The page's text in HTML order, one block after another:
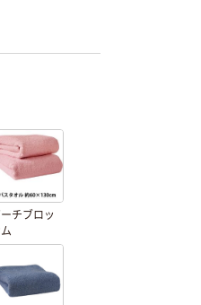
ーチブロッ